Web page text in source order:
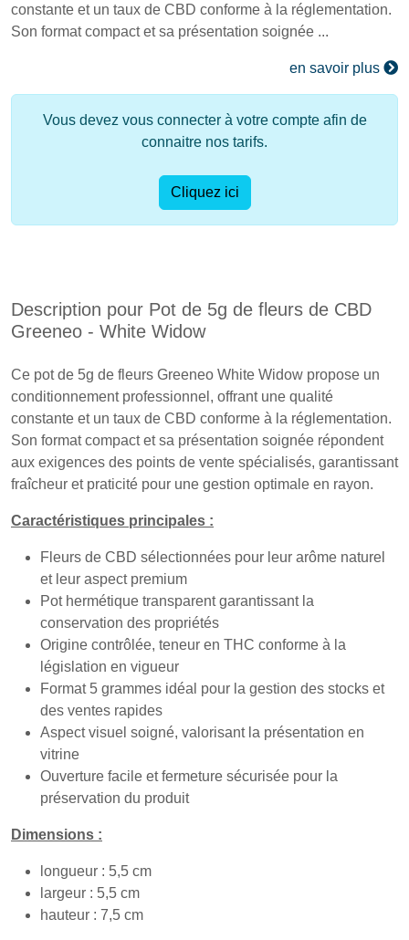
constante et un taux de CBD conforme à la réglementation.
Son format compact et sa présentation soignée ...
en savoir plus
Vous devez vous connecter à votre compte afin de
connaitre nos tarifs.
Cliquez ici
Description pour Pot de 5g de fleurs de CBD
Greeneo - White Widow
Ce pot de 5g de fleurs Greeneo White Widow propose un
conditionnement professionnel, offrant une qualité
constante et un taux de CBD conforme à la réglementation.
Son format compact et sa présentation soignée répondent
aux exigences des points de vente spécialisés, garantissant
fraîcheur et praticité pour une gestion optimale en rayon.
Caractéristiques principales :
Fleurs de CBD sélectionnées pour leur arôme naturel
et leur aspect premium
Pot hermétique transparent garantissant la
conservation des propriétés
Origine contrôlée, teneur en THC conforme à la
législation en vigueur
Format 5 grammes idéal pour la gestion des stocks et
des ventes rapides
Aspect visuel soigné, valorisant la présentation en
vitrine
Ouverture facile et fermeture sécurisée pour la
préservation du produit
Dimensions :
longueur : 5,5 cm
largeur : 5,5 cm
hauteur : 7,5 cm